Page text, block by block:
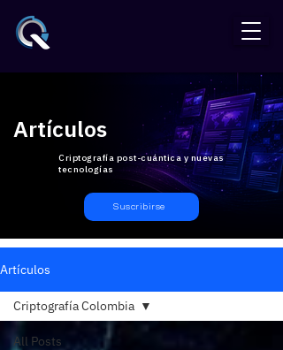
Artículos
Criptografía post-cuántica y nuevas
tecnologías
Suscribirse
Artículos
All Posts
Criptografía Colombia